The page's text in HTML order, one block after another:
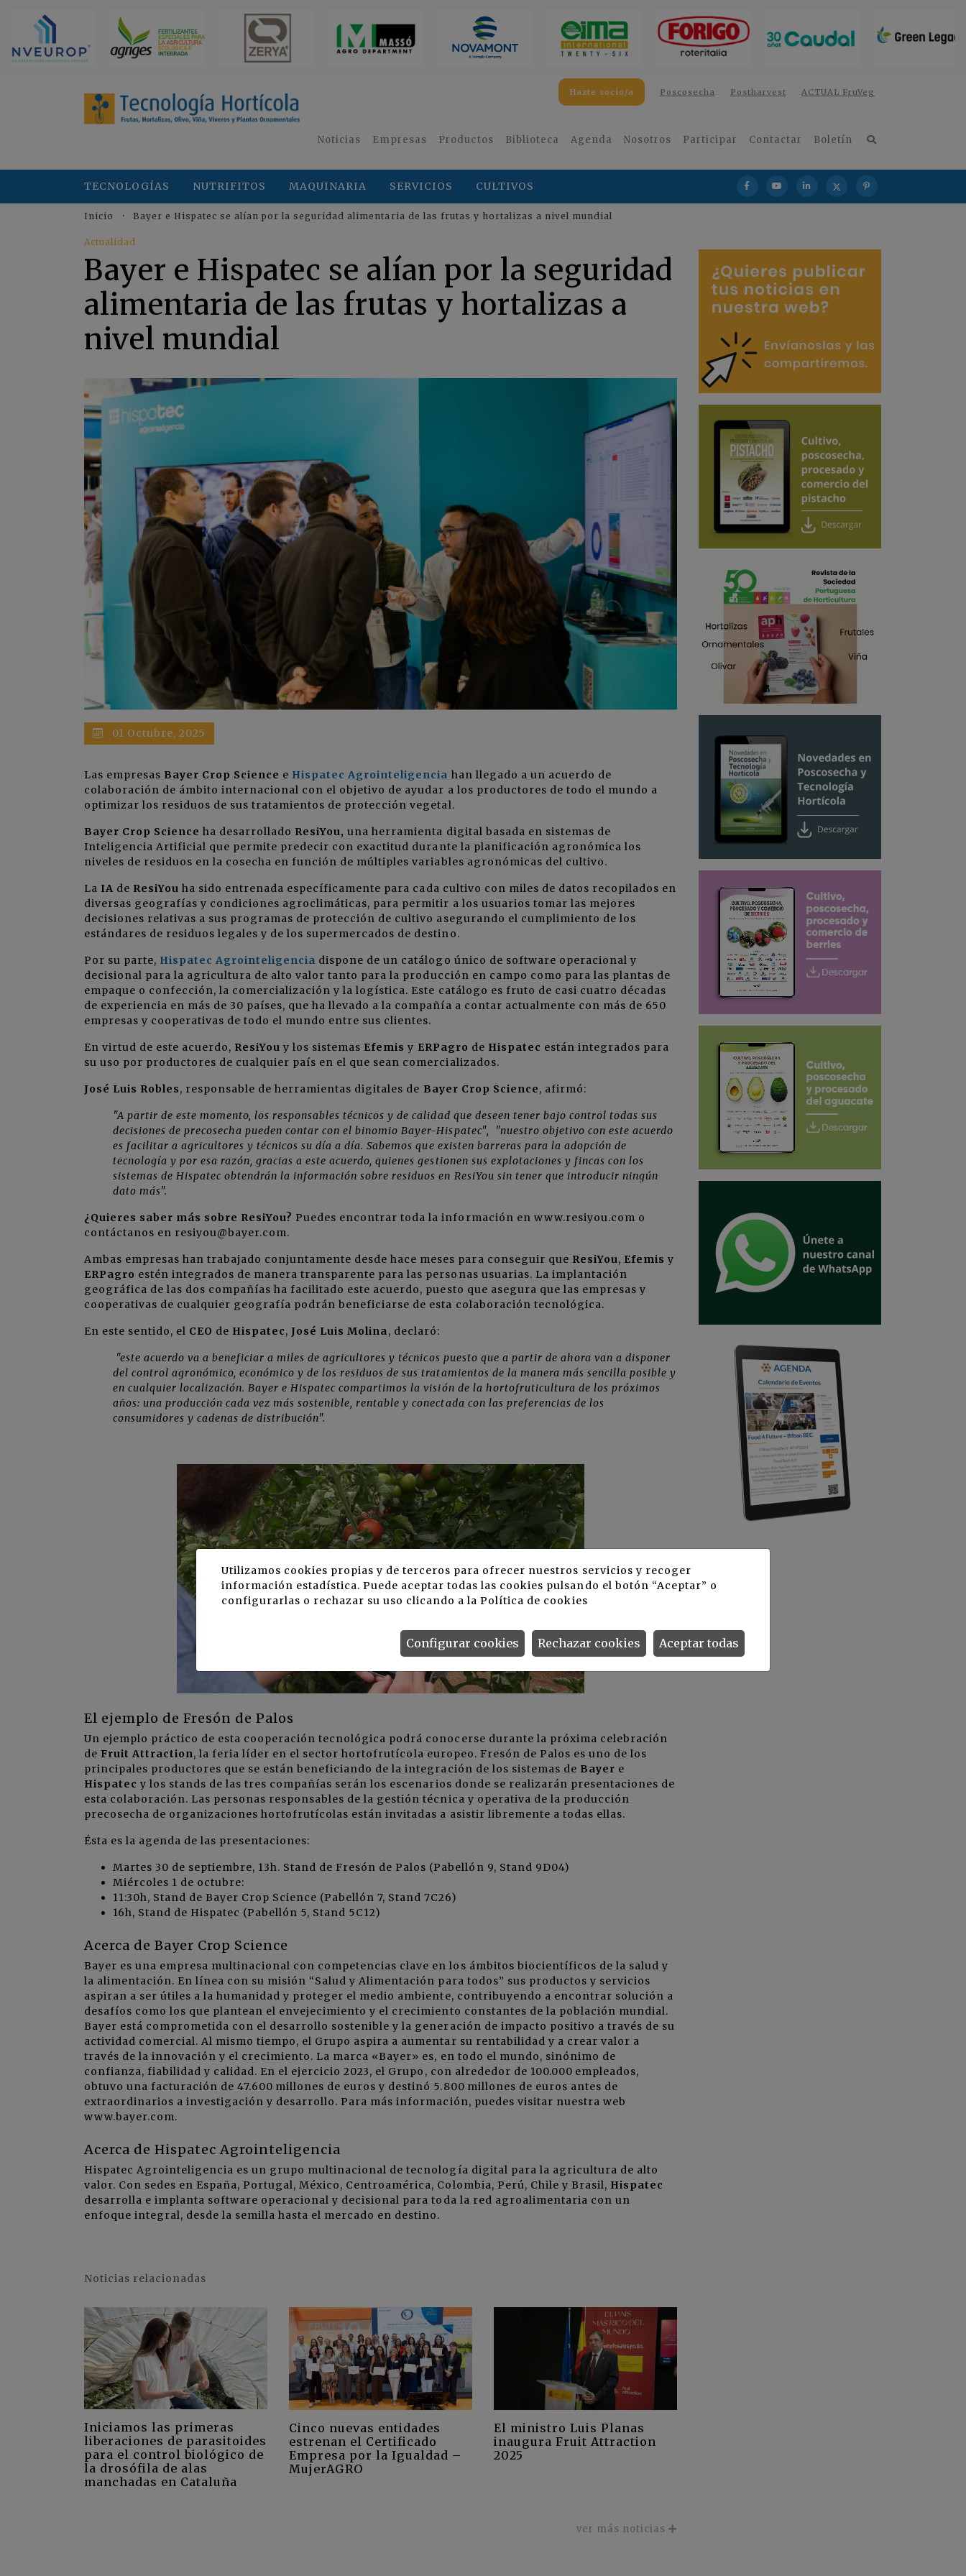
Hazte socio/a Poscosecha Postharvest ACTUAL FruVeg
Noticias Empresas Productos Biblioteca Agenda Nosotros Participar Contactar Boletín
TECNOLOGÍAS NUTRIFITOS MAQUINARIA SERVICIOS CULTIVOS
Inicio Bayer e Hispatec se alían por la seguridad alimentaria de las frutas y hortalizas a nivel mundial
Actualidad
Bayer e Hispatec se alían por la seguridad
alimentaria de las frutas y hortalizas a
nivel mundial
01 Octubre, 2025
Las empresas Bayer Crop Science e Hispatec Agrointeligencia han llegado a un acuerdo de
colaboración de ámbito internacional con el objetivo de ayudar a los productores de todo el mundo a
optimizar los residuos de sus tratamientos de protección vegetal.
Bayer Crop Science ha desarrollado ResiYou, una herramienta digital basada en sistemas de
Inteligencia Artificial que permite predecir con exactitud durante la planificación agronómica los
niveles de residuos en la cosecha en función de múltiples variables agronómicas del cultivo.
La IA de ResiYou ha sido entrenada específicamente para cada cultivo con miles de datos recopilados en
diversas geografías y condiciones agroclimáticas, para permitir a los usuarios tomar las mejores
decisiones relativas a sus programas de protección de cultivo asegurando el cumplimiento de los
estándares de residuos legales y de los supermercados de destino.
Por su parte, Hispatec Agrointeligencia dispone de un catálogo único de software operacional y
decisional para la agricultura de alto valor tanto para la producción en campo como para las plantas de
empaque o confección, la comercialización y la logística. Este catálogo es fruto de casi cuatro décadas
de experiencia en más de 30 países, que ha llevado a la compañía a contar actualmente con más de 650
empresas y cooperativas de todo el mundo entre sus clientes.
En virtud de este acuerdo, ResiYou y los sistemas Efemisy ERPagro de Hispatec están integrados para
su uso por productores de cualquier país en el que sean comercializados.
José Luis Robles, responsable de herramientas digitales de Bayer Crop Science, afirmó:
"A partir de este momento, los responsables técnicos y de calidad que deseen tener bajo control todas sus
decisiones de precosecha pueden contar con el binomio Bayer-Hispatec", "nuestro objetivo con este acuerdo
es facilitar a agricultores y técnicos su día a día. Sabemos que existen barreras para la adopción de
tecnología y por esa razón, gracias a este acuerdo, quienes gestionen sus explotaciones y fincas con los
sistemas de Hispatec obtendrán la información sobre residuos en ResiYou sin tener que introducir ningún
dato más".
¿Quieres saber más sobre ResiYou? Puedes encontrar toda la información en www.resiyou.com o
contáctanos en resiyou@bayer.com.
Ambas empresas han trabajado conjuntamente desde hace meses para conseguir que ResiYou, Efemis y
ERPagro estén integrados de manera transparente para las personas usuarias. La implantación
geográfica de las dos compañías ha facilitado este acuerdo, puesto que asegura que las empresas y
cooperativas de cualquier geografía podrán beneficiarse de esta colaboración tecnológica.
En este sentido, el CEO de Hispatec,José Luis Molina , declaró:
"este acuerdo va a beneficiar a miles de agricultores y técnicos puesto que a partir de ahora van a disponer
del control agronómico, económico y de los residuos de sus tratamientos de la manera más sencilla posible y
en cualquier localización. Bayer e Hispatec compartimos la visión de la hortofruticultura de los próximos
años: una producción cada vez más sostenible, rentable y conectada con las preferencias de los
consumidores y cadenas de distribución".
El ejemplo de Fresón de Palos
Un ejemplo práctico de esta cooperación tecnológica podrá conocerse durante la próxima celebración
de Fruit Attraction, la feria líder en el sector hortofrutícola europeo. Fresón de Palos es uno de los
principales productores que se están beneficiando de la integración de los sistemas de Bayer e
Hispatec y los stands de las tres compañías serán los escenarios donde se realizarán presentaciones de
esta colaboración. Las personas responsables de la gestión técnica y operativa de la producción
precosecha de organizaciones hortofrutícolas están invitadas a asistir libremente a todas ellas.
Ésta es la agenda de las presentaciones:
Martes 30 de septiembre, 13h. Stand de Fresón de Palos (Pabellón 9, Stand 9D04)
Miércoles 1 de octubre:
11:30h, Stand de Bayer Crop Science (Pabellón 7, Stand 7C26)
16h, Stand de Hispatec (Pabellón 5, Stand 5C12)
Acerca de Bayer Crop Science
Bayer es una empresa multinacional con competencias clave en los ámbitos biocientíficos de la salud y
la alimentación. En línea con su misión “Salud y Alimentación para todos” sus productos y servicios
aspiran a ser útiles a la humanidad y proteger el medio ambiente, contribuyendo a encontrar solución a
desafíos como los que plantean el envejecimiento y el crecimiento constantes de la población mundial.
Bayer está comprometida con el desarrollo sostenible y la generación de impacto positivo a través de su
actividad comercial. Al mismo tiempo, el Grupo aspira a aumentar su rentabilidad y a crear valor a
través de la innovación y el crecimiento. La marca «Bayer» es, en todo el mundo, sinónimo de
confianza, fiabilidad y calidad. En el ejercicio 2023, el Grupo, con alrededor de 100.000 empleados,
obtuvo una facturación de 47.600 millones de euros y destinó 5.800 millones de euros antes de
extraordinarios a investigación y desarrollo. Para más información, puedes visitar nuestra web
www.bayer.com.
Acerca de Hispatec Agrointeligencia
Hispatec Agrointeligencia es un grupo multinacional de tecnología digital para la agricultura de alto
valor. Con sedes en España, Portugal, México, Centroamérica, Colombia, Perú, Chile y Brasil, Hispatec
desarrolla e implanta software operacional y decisional para toda la red agroalimentaria con un
enfoque integral, desde la semilla hasta el mercado en destino.
Noticias relacionadas
Iniciamos las primeras
liberaciones de parasitoides
para el control biológico de
la drosófila de alas
manchadas en Cataluña
Cinco nuevas entidades
estrenan el Certificado
Empresa por la Igualdad –
MujerAGRO
El ministro Luis Planas
inaugura Fruit Attraction
2025
ver más noticias
Utilizamos cookies propias y de terceros para ofrecer nuestros servicios y recoger
información estadística. Puede aceptar todas las cookies pulsando el botón “Aceptar” o
configurarlas o rechazar su uso clicando a laPolítica de cookies
Aceptar todas
Rechazar cookies
Configurar cookies